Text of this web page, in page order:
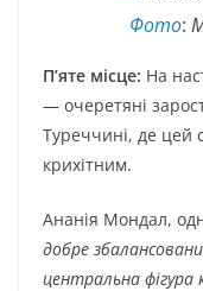
Фото:
П’яте місце: На
— очеретяні
Туреччині, де цей
крихітним.
Ананія Мондал,
добре
центральна